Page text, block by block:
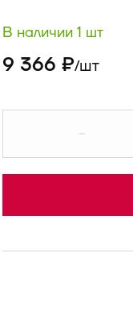
В наличии 1 шт
9 366 ₽/шт